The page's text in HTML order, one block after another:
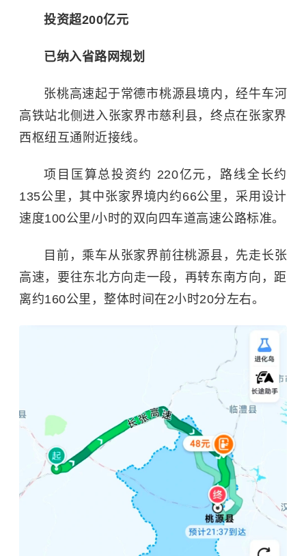
投资超200亿元
已纳入省路网规划
张桃高速起于常德市桃源县境内，经牛车河
高铁站北侧进入张家界市慈利县，终点在张家界
西枢纽互通附近接线。
项目匡算总投资约 220亿元，路线全长约
135公里，其中张家界境内约66公里，采用设计
速度100公里/小时的双向四车道高速公路标准。
目前，乘车从张家界前往桃源县，先走长张
高速，要往东北方向走一段，再转东南方向，距
离约160公里，整体时间在2小时20分左右。